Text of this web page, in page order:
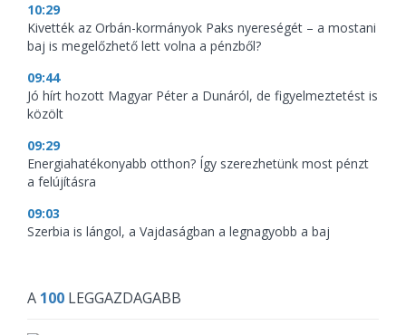
10:29
Kivették az Orbán-kormányok Paks nyereségét – a mostani
baj is megelőzhető lett volna a pénzből?
09:44
Jó hírt hozott Magyar Péter a Dunáról, de figyelmeztetést is
közölt
09:29
Energiahatékonyabb otthon? Így szerezhetünk most pénzt
a felújításra
09:03
Szerbia is lángol, a Vajdaságban a legnagyobb a baj
A 100 LEGGAZDAGABB